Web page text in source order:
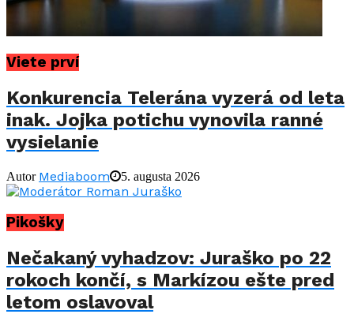
Viete prví
Konkurencia Telerána vyzerá od leta
inak. Jojka potichu vynovila ranné
vysielanie
Autor Mediaboom 5. augusta 2026
Pikošky
Nečakaný vyhadzov: Juraško po 22
rokoch končí, s Markízou ešte pred
letom oslavoval